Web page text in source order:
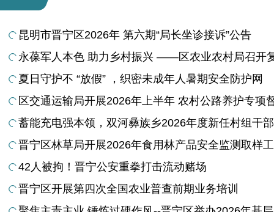
昆明市晋宁区2026年 第六期“局长坐诊接诉”公告
永葆军人本色 助力乡村振兴 ——区农业农村局召开
夏日守护不 “放假” ，织密未成年人暑期安全防护网
区交通运输局开展2026年上半年 农村公路养护专项
蓄能充电强本领，双河彝族乡2026年度新任村组干
晋宁区林草局开展2026年食用林产品安全监测取样
42人被拘！晋宁公安重拳打击流动赌场
晋宁区开展第四次全国农业普查前期业务培训